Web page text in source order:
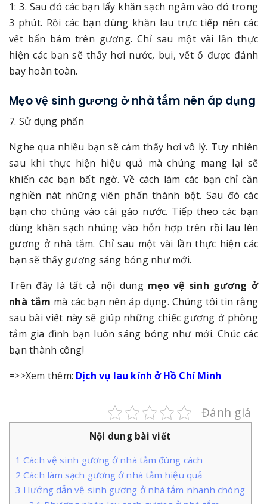
1: 3. Sau đó các bạn lấy khăn sạch ngâm vào đó trong
3 phút. Rồi các bạn dùng khăn lau trực tiếp nên các
vết bẩn bám trên gương. Chỉ sau một vài lần thực
hiện các bạn sẽ thấy hơi nước, bụi, vết ố được đánh
bay hoàn toàn.
Mẹo vệ sinh gương ở nhà tắm nên áp dụng
7. Sử dụng phấn
Nghe qua nhiều bạn sẽ cảm thấy hơi vô lý. Tuy nhiên
sau khi thực hiện hiệu quả mà chúng mang lại sẽ
khiến các bạn bất ngờ. Về cách làm các bạn chỉ cần
nghiền nát những viên phấn thành bột. Sau đó các
bạn cho chúng vào cái gáo nước. Tiếp theo các bạn
dùng khăn sạch nhúng vào hỗn hợp trên rồi lau lên
gương ở nhà tắm. Chỉ sau một vài lần thực hiện các
bạn sẽ thấy gương sáng bóng như mới.
Trên đây là tất cả nội dung mẹo vệ sinh gương ở
nhà tắm mà các bạn nên áp dụng. Chúng tôi tin rằng
sau bài viết này sẽ giúp những chiếc gương ở phòng
tắm gia đình bạn luôn sáng bóng như mới. Chúc các
bạn thành công!
=>>Xem thêm: Dịch vụ lau kính ở Hồ Chí Minh
Đánh giá
Nội dung bài viết
1 Cách vệ sinh gương ở nhà tắm đúng cách
2 Cách làm sạch gương ở nhà tắm hiệu quả
3 Hướng dẫn vệ sinh gương ở nhà tắm nhanh chóng